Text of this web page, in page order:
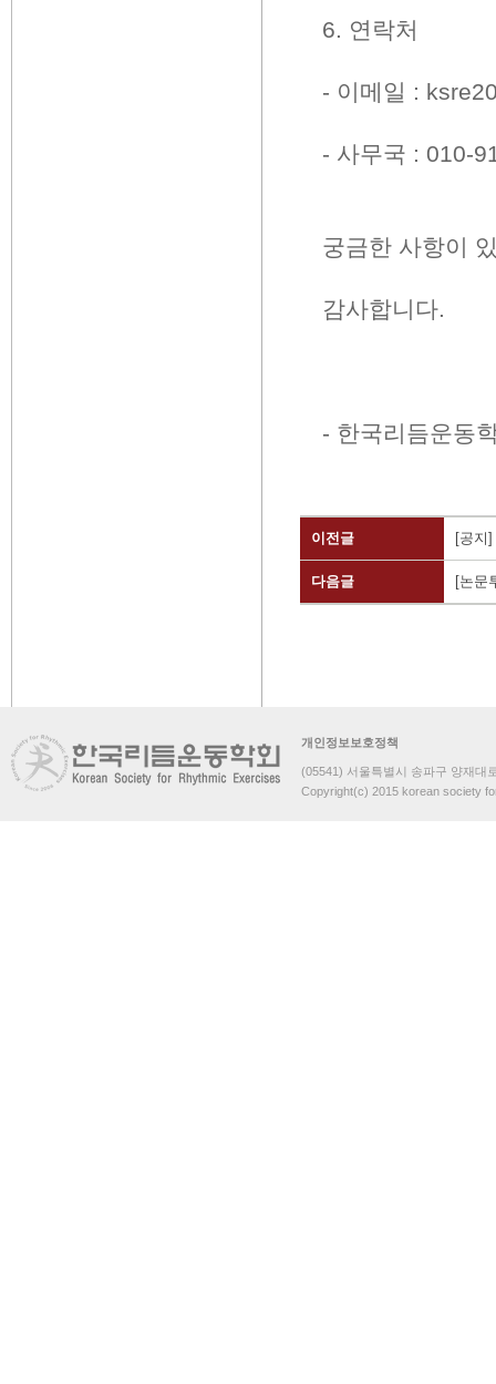
6. 연락처
- 이메일 :
- 사무국 : 010-
궁금한 사항이
감사합니다.
- 한국리듬운동
이전글 [공지
다음글 [논문
개인정보보호정책
(05541) 서울특별시 송파구 양재대
Copyright(c) 2015 korean society